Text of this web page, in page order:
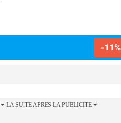
-11%